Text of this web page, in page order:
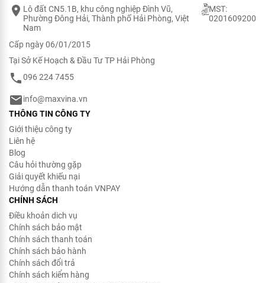
Copyright © 2022 Maxvina - All rights reserved